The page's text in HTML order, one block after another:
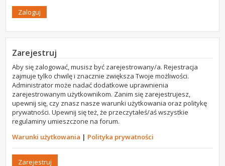
Zarejestruj
Aby się zalogować, musisz być zarejestrowany/a. Rejestracja
zajmuje tylko chwilę i znacznie zwiększa Twoje możliwości.
Administrator może nadać dodatkowe uprawnienia
zarejestrowanym użytkownikom. Zanim się zarejestrujesz,
upewnij się, czy znasz nasze warunki użytkowania oraz politykę
prywatności. Upewnij się też, że przeczytałeś/aś wszystkie
regulaminy umieszczone na forum.
Warunki użytkowania | Polityka prywatności
Zarejestruj